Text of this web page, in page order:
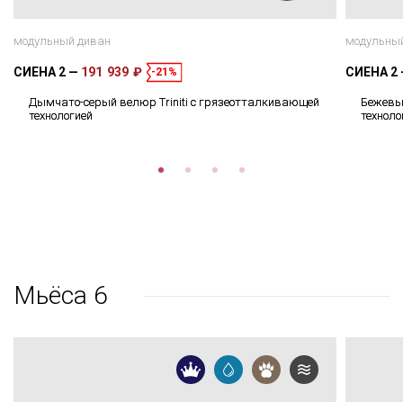
модульный диван
СИЕНА 2 191 939 ₽ -21%
Дымчато-серый велюр Triniti с грязеотталкивающей
технологией
СИЕНА 2
Мьёса 6